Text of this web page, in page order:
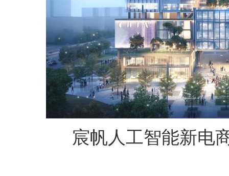
宸帆人工智能新电